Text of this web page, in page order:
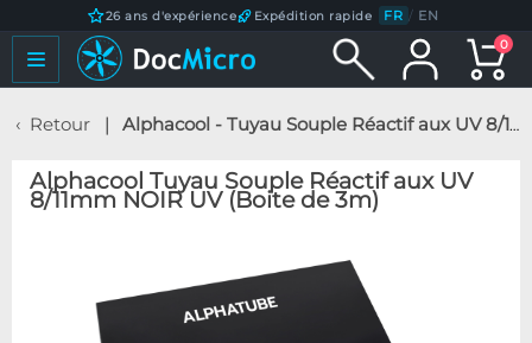
26 ans d'expérience Expédition rapide FR / EN
0
Retour Alphacool - Tuyau Souple Réactif aux UV 8/11mm NOIR UV (Boite de 3m)
Alphacool Tuyau Souple Réactif aux UV
8/11mm NOIR UV (Boite de 3m)